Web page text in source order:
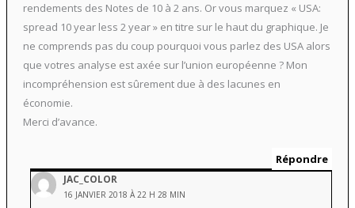
rendements des Notes de 10 à 2 ans. Or vous marquez « USA:
spread 10 year less 2 year » en titre sur le haut du graphique. Je
ne comprends pas du coup pourquoi vous parlez des USA alors
que votres analyse est axée sur l’union européenne ? Mon
incompréhension est sûrement due à des lacunes en
économie.
Merci d’avance.
Répondre
JAC_COLOR
16 JANVIER 2018 À 22 H 28 MIN